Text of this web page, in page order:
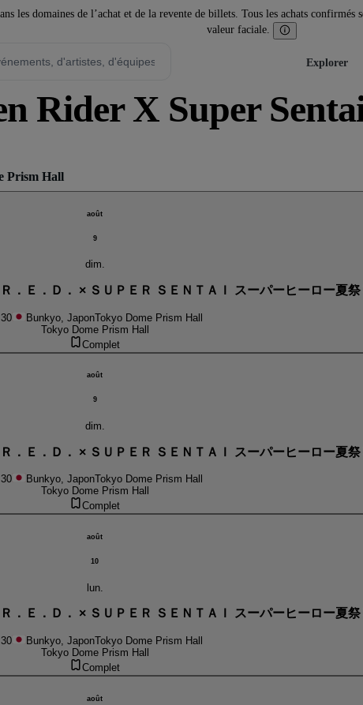
les domaines de l’achat et de la revente de billets. Tous les achats confirmés
valeur faciale.
Explorer
Rider X Super
Prism Hall
août
9
dim.
．Ｅ．Ｄ． × ＳＵＰＥＲ ＳＥＮＴＡＩ スーパーヒーロー夏祭
Bunkyo, JaponTokyo Dome Prism Hall
Tokyo Dome Prism Hall
Complet
août
9
dim.
．Ｅ．Ｄ． × ＳＵＰＥＲ ＳＥＮＴＡＩ スーパーヒーロー夏祭
Bunkyo, JaponTokyo Dome Prism Hall
Tokyo Dome Prism Hall
Complet
août
10
lun.
．Ｅ．Ｄ． × ＳＵＰＥＲ ＳＥＮＴＡＩ スーパーヒーロー夏祭
Bunkyo, JaponTokyo Dome Prism Hall
Tokyo Dome Prism Hall
Complet
août